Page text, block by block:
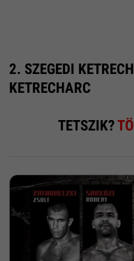
2. SZEGEDI
KETRECHARC
TETSZIK?